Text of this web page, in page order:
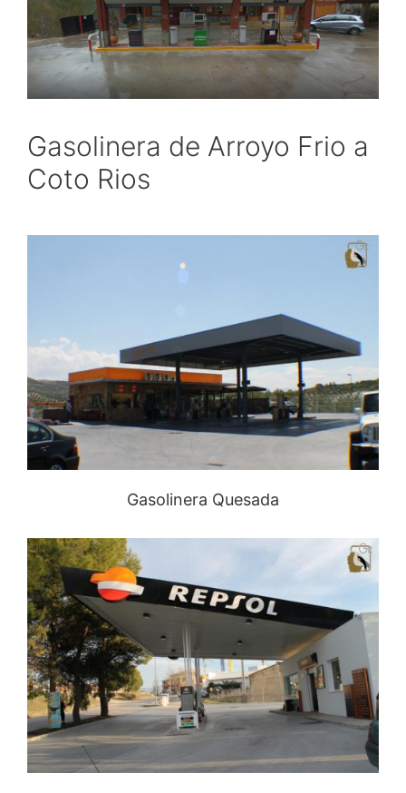
Gasolinera de Arroyo Frio a
Coto Rios
Gasolinera Quesada